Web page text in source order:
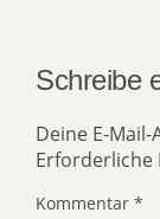
Schreibe
Deine E-
Erforderliche
Kommentar *